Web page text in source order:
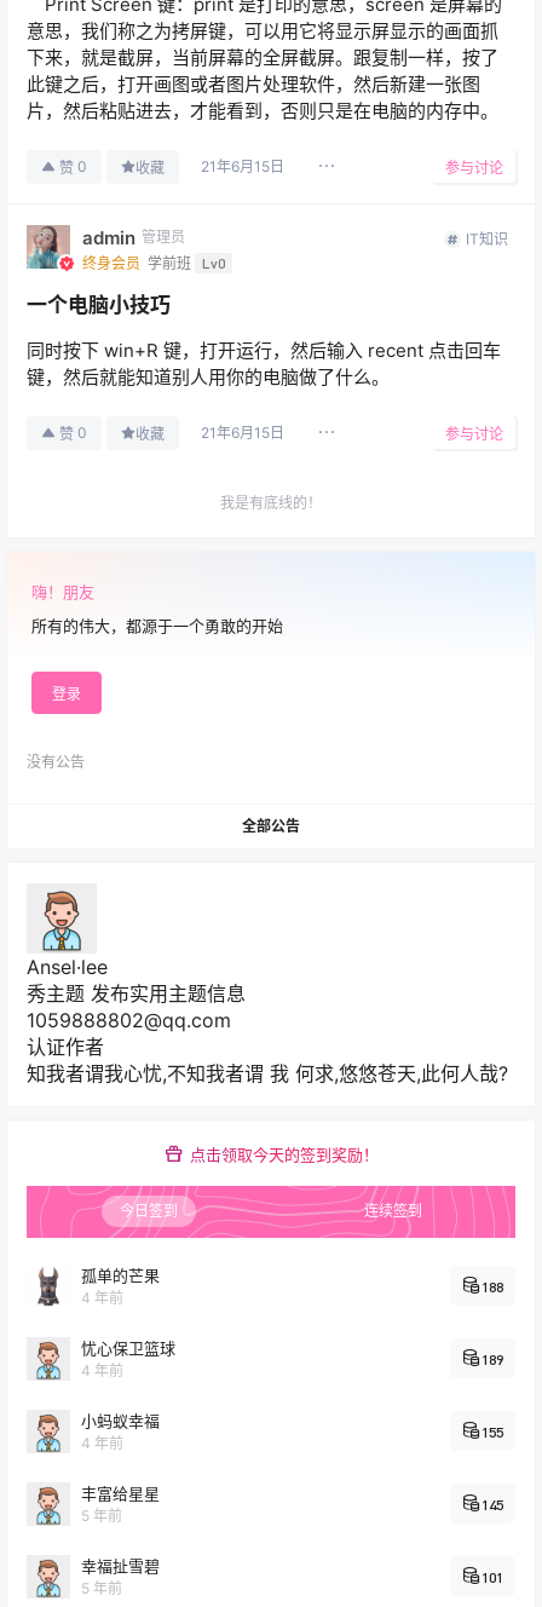
意思，我们称之为拷屏键，可以用它将显示屏显示的画面抓
下来，就是截屏，当前屏幕的全屏截屏。跟复制一样，按了
此键之后，打开画图或者图片处理软件，然后新建一张图
片，然后粘贴进去，才能看到，否则只是在电脑的内存中。
赞 0 收藏 21年6月15日 参与讨论
admin 管理员
终身会员 学前班 Lv0
IT知识
一个电脑小技巧
同时按下 win+R 键，打开运行，然后输入 recent 点击回车
键，然后就能知道别人用你的电脑做了什么。
赞 0 收藏 21年6月15日 参与讨论
我是有底线的！
开机提示密码已过期
成年人的底气，都是钱给的，没事少矫情，
有空多赚钱。有钱“都挺好”，没钱“都不
我本就是一个不喜欢主动的人，虽然灵魂有
我还有感情洁癖、持续性乐 ……
运河人家
生命，每个人只有一次，或长或短，生活，
每个人都在继续，或悲或欢；人生，每个人
都在旅途，或起或伏。日子 ……
IT知识
现在，越来越多用户都开始使用
windows10 正式版系统 ……
2022-02-12
圈子广场
山东年内将建成 4 条高速公路
济宁市 2022 年工作动员暨干部作风建设大
会召开
2022-02-09
IT知识
Administrator 1 ……
20:44:15
嗨！朋友
所有的伟大，都源于一个勇敢的开始
登录
没有公告
全部公告
Ansel·lee
秀主题 发布实用主题信息
1059888802@qq.com
认证作者
知我者谓我心忧,不知我者谓 我 何求,悠悠苍天,此何人哉?
点击领取今天的签到奖励！
今日签到 连续签到
孤单的芒果
4 年前
188
忧心保卫篮球
4 年前
189
小蚂蚁幸福
4 年前
155
丰富给星星
5 年前
145
幸福扯雪碧
5 年前
101